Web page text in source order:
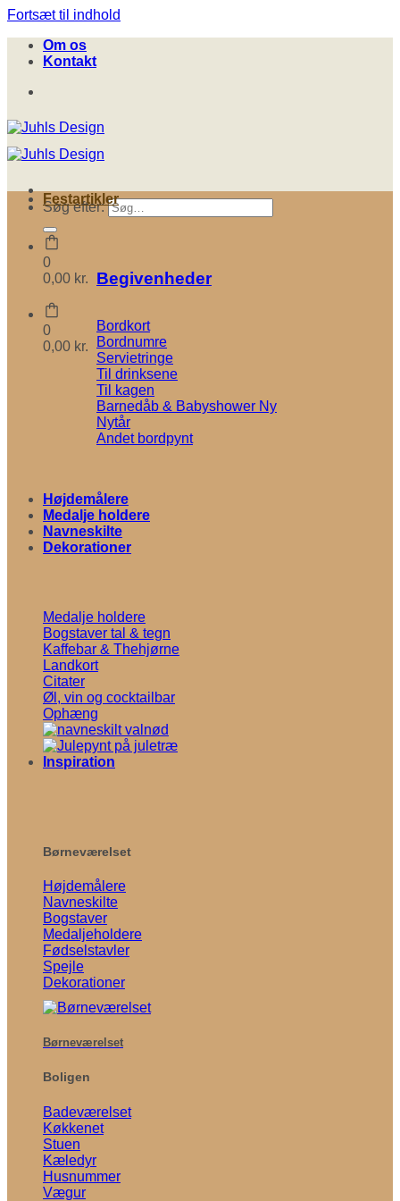
Fortsæt til indhold
Om os
Kontakt
Søg efter:
0
0,00 kr.
0
0,00 kr.
Festartikler
Begivenheder
Bordkort
Bordnumre
Servietringe
Til drinksene
Til kagen
Barnedåb & Babyshower
Nytår
Andet bordpynt
Højdemålere
Medalje holdere
Navneskilte
Dekorationer
Medalje holdere
Bogstaver tal & tegn
Kaffebar & Thehjørne
Landkort
Citater
Øl, vin og cocktailbar
Ophæng
Inspiration
Børneværelset
Højdemålere
Navneskilte
Bogstaver
Medaljeholdere
Fødselstavler
Spejle
Dekorationer
Børneværelset
Boligen
Badeværelset
Køkkenet
Stuen
Kæledyr
Husnummer
Vægur